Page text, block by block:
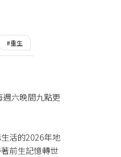
#重生
週六晚間九點更
活的2026年地
前生記憶轉世